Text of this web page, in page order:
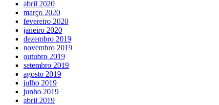
abril 2020
março 2020
fevereiro 2020
janeiro 2020
dezembro 2019
novembro 2019
outubro 2019
setembro 2019
agosto 2019
julho 2019
junho 2019
abril 2019